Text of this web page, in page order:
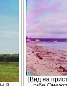
[Вид на